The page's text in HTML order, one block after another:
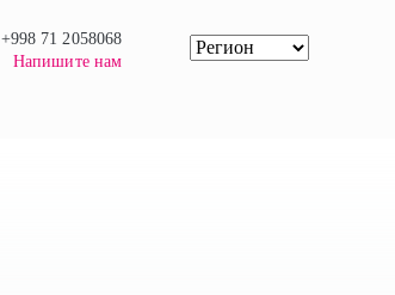
+998 71 2058068
Напишите нам